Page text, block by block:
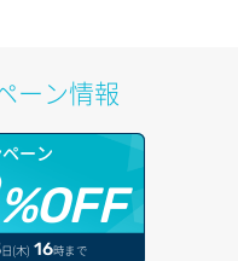
ーン情報
ーン
日(木) 16時まで